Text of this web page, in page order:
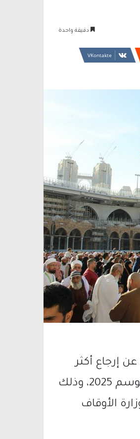
دقيقة واحدة
عن إرجاع أكثر
للحجاج الذين أدوا مناسك الحج في موسم 2025، وذلك
الأوقاف